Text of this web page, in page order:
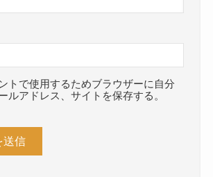
トで使用するためブラウザーに自分
ルアドレス、サイトを保存する。